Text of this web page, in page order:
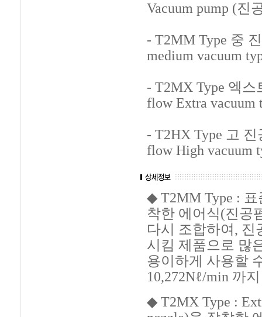
Vacuum pump (진
- T2MM Type 중
medium vacuum
- T2MX Type 엑
flow Extra vacuum
- T2HX Type 고
flow High vacuum
◆ T2MM Type : 표
착한 에어식(진공
다시 조합하여, 진
시킴 제품으로 많
용이하게 사용할
10,272Nℓ/min 까
◆ T2MX Type :